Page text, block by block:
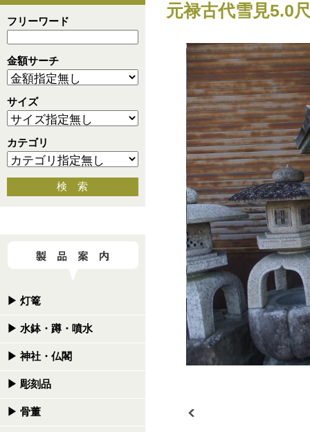
骨董
造園資材
その他
フリーワード
金額サーチ
サイズ
カテゴリ
検 索
▶ 灯篭
▶ 水鉢・蹲・噴水
▶ 神社・仏閣
▶ 彫刻品
▶ 骨董
元禄古代雪見